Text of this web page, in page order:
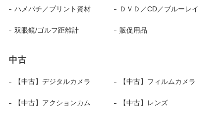
ハメパチ／プリント資材 ＤＶＤ／CD／ブルーレイ
双眼鏡/ゴルフ距離計 販促用品
中古
【中古】デジタルカメラ 【中古】フィルムカメラ
【中古】アクションカム 【中古】レンズ